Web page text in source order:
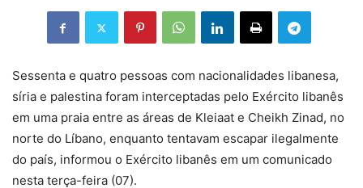
Sessenta e quatro pessoas com nacionalidades libanesa,
síria e palestina foram interceptadas pelo Exército libanês
em uma praia entre as áreas de Kleiaat e Cheikh Zinad, no
norte do Líbano, enquanto tentavam escapar ilegalmente
do país, informou o Exército libanês em um comunicado
nesta terça-feira (07).